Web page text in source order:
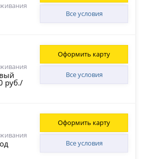
Все условия
руб./
Все условия
Оформить карту
Все условия
Оформить карту